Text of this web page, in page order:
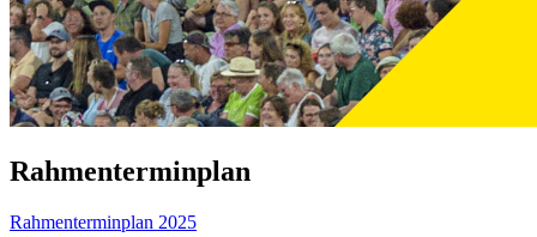
Rahmenterminplan
Rahmenterminplan 2025